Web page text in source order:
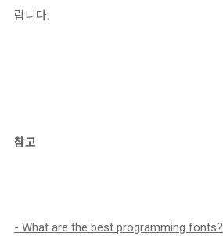
랍니다.
참고
- What are the best programming fonts?